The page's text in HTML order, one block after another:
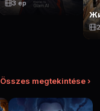
3 ep
Összes megtekintése ›